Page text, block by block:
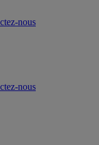
nous
nous